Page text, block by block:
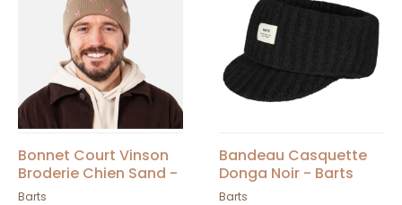
Bonnet Court Vinson
Broderie Chien Sand -
Barts
Barts
Bandeau Casquette
Donga Noir - Barts
Barts